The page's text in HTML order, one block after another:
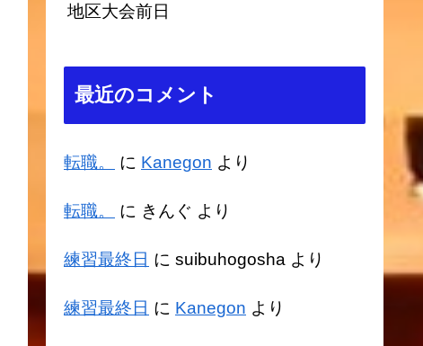
地区大会前日
最近のコメント
転職。 に Kanegon より
転職。 に きんぐ より
練習最終日 に suibuhogosha より
練習最終日 に Kanegon より